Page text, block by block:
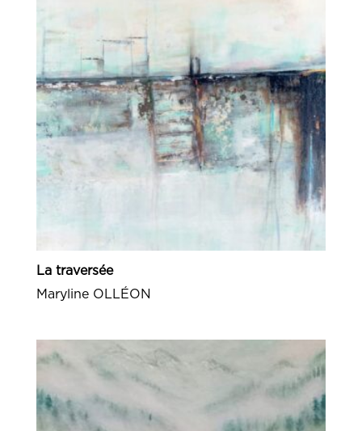
La traversée
Maryline OLLÉON